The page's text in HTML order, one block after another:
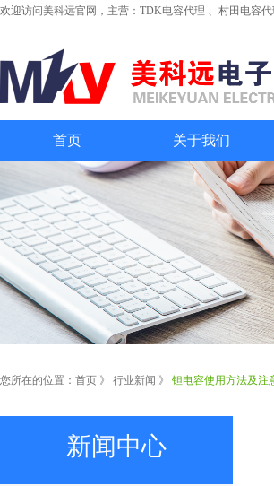
欢迎访问美科远官网，主营： TDK电容代理 、 村田电容代
首页 关于我们
您所在的位置： 首页 》 行业新闻 》 钽电容使用方法及注
新闻中心